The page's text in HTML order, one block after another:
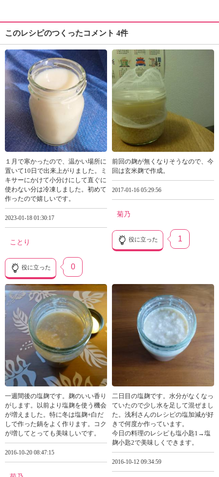
このレシピのつくったコメント 4件
１月で寒かったので、温かい場所に
置いて10日で出来上がりました。ミ
キサーにかけて小分けにして直ぐに
使わない分は冷凍しました。初めて
作ったので嬉しいです。
2023-01-18 01:30:17
ことり
役に立った 0
前回の麹が無くなりそうなので、今
回は玄米麹で作成。
2017-01-16 05:29:56
菊乃
役に立った 1
一週間後の塩麹です。麹のいい香り
がします。以前より塩麹を使う機会
が増えました。特に冬は塩麹+白だ
しで作った鍋をよく作ります。コク
が増してとっても美味しいです。
2016-10-20 08:47:15
二日目の塩麹です。水分がなくなっ
ていたので少し水を足して混ぜまし
た。浅利さんのレシピの塩加減が好
きで何度か作っています。
今日の料理のレシピも塩小匙1→塩
麹小匙2で美味しくできます。
2016-10-12 09:34:59